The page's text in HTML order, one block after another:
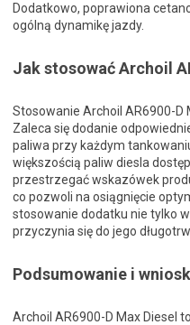
Dodatkowo, poprawiona
ogólną dynamikę jazdy.
Jak stosować Archoil
Stosowanie Archoil AR6900-D
Zaleca się dodanie
paliwa przy każdym
większością paliw diesla
przestrzegać wskazówek
co pozwoli na osiągnięcie
stosowanie dodatku nie tylko
przyczynia się do jego
Podsumowanie i
Archoil AR6900-D Max Diesel